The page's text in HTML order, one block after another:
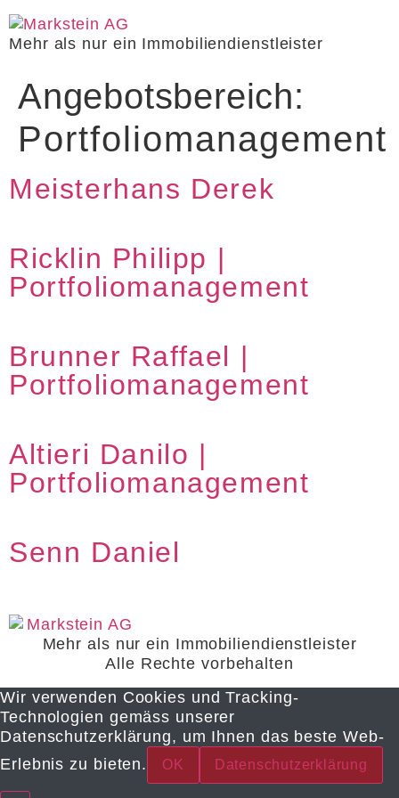
Mehr als nur ein Immobiliendienstleister
Angebotsbereich:
Portfoliomanagement
Meisterhans Derek
Ricklin Philipp |
Portfoliomanagement
Brunner Raffael |
Portfoliomanagement
Altieri Danilo |
Portfoliomanagement
Senn Daniel
Mehr als nur ein Immobiliendienstleister
Alle Rechte vorbehalten
Wir verwenden Cookies und Tracking-
Technologien gemäss unserer
Datenschutzerklärung, um Ihnen das beste Web-
Erlebnis zu bieten.
OK Datenschutzerklärung